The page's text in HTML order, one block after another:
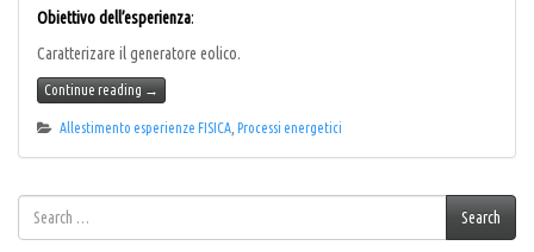
Obiettivo dell’esperienza:
Caratterizare il generatore eolico.
Continue reading →
Allestimento esperienze FISICA Processi energetici
Search
for:
Search